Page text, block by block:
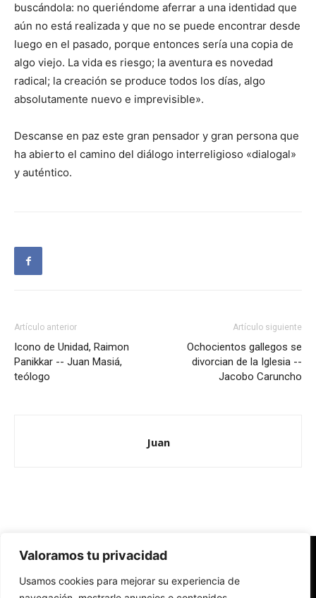
Valoramos tu privacidad
Usamos cookies para mejorar su experiencia de
buscándola: no queriéndome aferrar a una identidad que
aún no está realizada y que no se puede encontrar desde
luego en el pasado, porque entonces sería una copia de
algo viejo. La vida es riesgo; la aventura es novedad
radical; la creación se produce todos los días, algo
absolutamente nuevo e imprevisible».
Descanse en paz este gran pensador y gran persona que
ha abierto el camino del diálogo interreligioso «dialogal»
y auténtico.
Artículo anterior
Icono de Unidad, Raimon
Panikkar -- Juan Masiá,
teólogo
Artículo siguiente
Ochocientos gallegos se
divorcian de la Iglesia --
Jacobo Caruncho
Juan
Redes Cristianas
Una mirada alternativa sobre la Iglesia católica y la sociedad
- Colectivos de Redes Cristianas